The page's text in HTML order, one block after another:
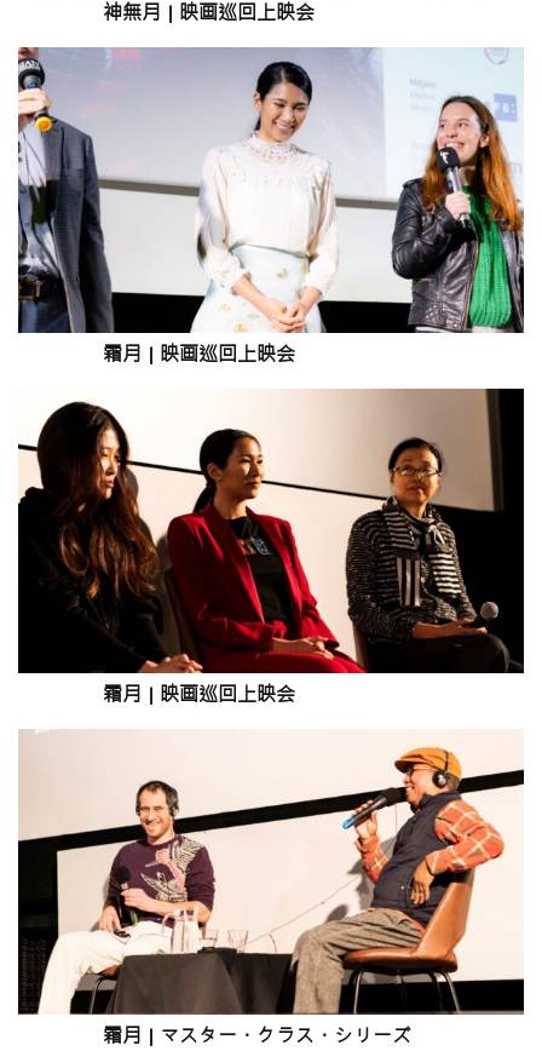
神無月 映画巡回上映会
霜月 映画巡回上映会
霜月 映画巡回上映会
霜月 マスター ・ クラス ・ シリーズ